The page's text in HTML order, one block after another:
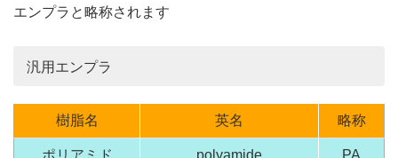
エンプラと略称されます
汎用エンプラ
樹脂名 英名 略称
ポリアミド polyamide PA